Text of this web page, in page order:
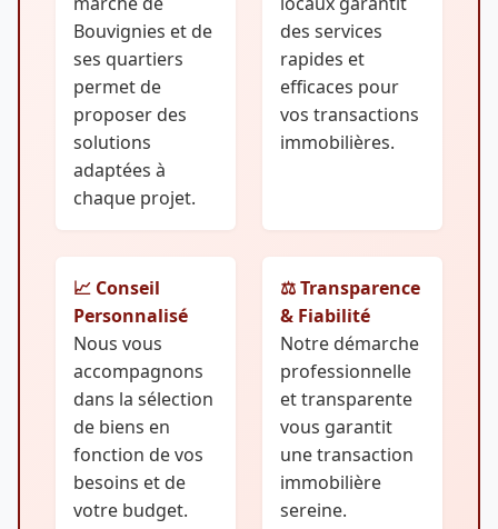
Bouvignies et de
ses quartiers
permet de
proposer des
solutions
adaptées à
chaque projet.
des services
rapides et
efficaces pour
vos transactions
immobilières.
📈 Conseil
Personnalisé
Nous vous
accompagnons
dans la sélection
de biens en
fonction de vos
besoins et de
votre budget.
⚖️ Transparence
& Fiabilité
Notre démarche
professionnelle
et transparente
vous garantit
une transaction
immobilière
sereine.